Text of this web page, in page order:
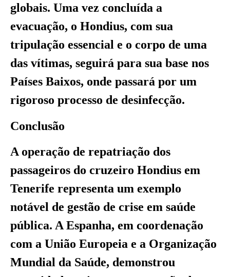
globais. Uma vez concluída a
evacuação, o Hondius, com sua
tripulação essencial e o corpo de uma
das vítimas, seguirá para sua base nos
Países Baixos, onde passará por um
rigoroso processo de desinfecção.
Conclusão
A operação de repatriação dos
passageiros do cruzeiro Hondius em
Tenerife representa um exemplo
notável de gestão de crise em saúde
pública. A Espanha, em coordenação
com a União Europeia e a Organização
Mundial da Saúde, demonstrou